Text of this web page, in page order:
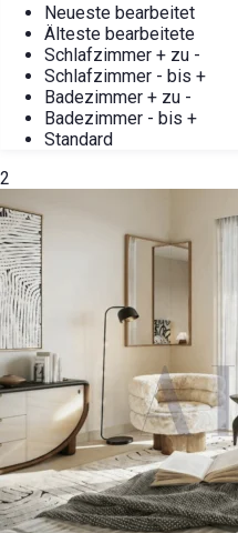
Neueste bearbeitet
Älteste bearbeitete
Schlafzimmer + zu -
Schlafzimmer - bis +
Badezimmer + zu -
Badezimmer - bis +
Standard
2